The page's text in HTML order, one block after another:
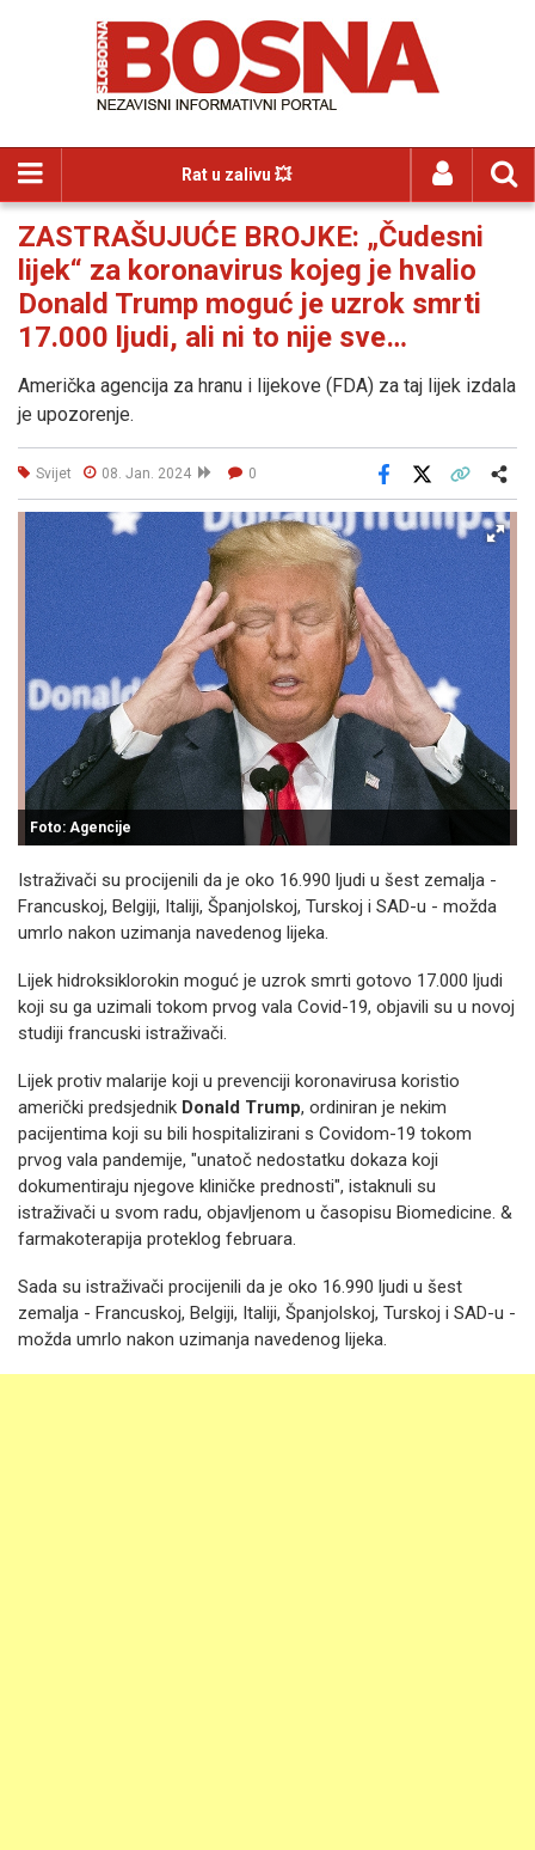
Rat u zalivu 💥
ZASTRAŠUJUĆE BROJKE: „Čudesni
lijek“ za koronavirus kojeg je hvalio
Donald Trump moguć je uzrok smrti
17.000 ljudi, ali ni to nije sve…
Američka agencija za hranu i lijekove (FDA) za taj lijek izdala
je upozorenje.
Svijet 08. Jan. 2024 0
Facebook
Foto: Agencije
Istraživači su procijenili da je oko 16.990 ljudi u šest zemalja -
Francuskoj, Belgiji, Italiji, Španjolskoj, Turskoj i SAD-u - možda
umrlo nakon uzimanja navedenog lijeka.
Lijek hidroksiklorokin moguć je uzrok smrti gotovo 17.000 ljudi
koji su ga uzimali tokom prvog vala Covid-19, objavili su u novoj
studiji francuski istraživači.
Lijek protiv malarije koji u prevenciji koronavirusa koristio
američki predsjednik Donald Trump, ordiniran je nekim
pacijentima koji su bili hospitalizirani s Covidom-19 tokom
prvog vala pandemije, "unatoč nedostatku dokaza koji
dokumentiraju njegove kliničke prednosti", istaknuli su
istraživači u svom radu, objavljenom u časopisu Biomedicine. &
farmakoterapija proteklog februara.
Sada su istraživači procijenili da je oko 16.990 ljudi u šest
zemalja - Francuskoj, Belgiji, Italiji, Španjolskoj, Turskoj i SAD-u -
možda umrlo nakon uzimanja navedenog lijeka.